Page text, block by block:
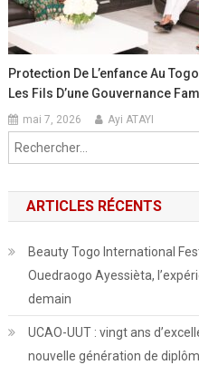
Protection De L’enfance Au
Les Fils D’une Gouvernance
mai 7, 2026 Ayi ATAYI
ARTICLES RÉCENTS
Beauty Togo International
Ouedraogo Ayessièta,
demain
UCAO-UUT : vingt ans
nouvelle génération de